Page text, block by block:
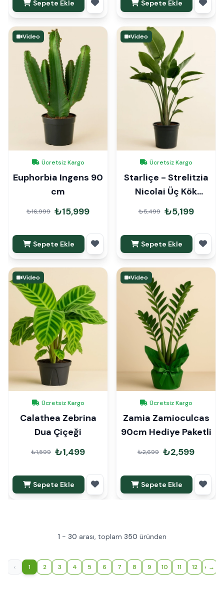
Sepete Ekle Sepete Ekle
Video
Ücretsiz Kargo
Euphorbia Ingens 90
cm
₺16,999 ₺15,999
Sepete Ekle
Video
Ücretsiz Kargo
Starliçe - Strelitzia
Nicolai Üç Kök
160cm
₺5,499 ₺5,199
Sepete Ekle
Video
Ücretsiz Kargo
Calathea Zebrina
Dua Çiçeği
₺1,599 ₺1,499
Sepete Ekle
Video
Ücretsiz Kargo
Zamia Zamioculcas
90cm Hediye Paketli
₺2,699 ₺2,599
Sepete Ekle
1 - 30 arası, toplam 350 üründen
‹ 1 2 3 4 5 6 7 8 9 10 11 12 ›